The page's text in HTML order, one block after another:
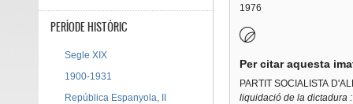
1976
Per citar aquesta
PARTIT SOCIALISTA
liquidació de la dictadura
PERÍODE HISTÒRIC
Segle XIX
1900-1931
República Espanyola, II